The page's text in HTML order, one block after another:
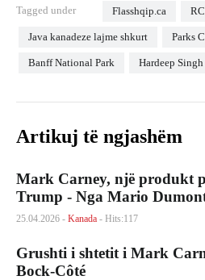
Tagged under Flasshqip.ca
Java kanadeze lajme shkurt Parks
Banff National Park Hardeep
Artikuj të ngjashëm
Mark Carney, një produkt
Trump - Nga Mario
25.04.2026 - Kanada - Hits:117
Grushti i shtetit i Mark
Bock-Côté